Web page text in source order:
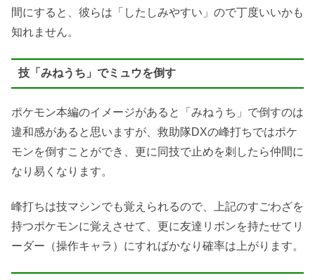
間にすると、彼らは「したしみやすい」ので丁度いいかも
知れません。
技「みねうち」でミュウを倒す
ポケモン本編のイメージがあると「みねうち」で倒すのは
違和感があると思いますが、救助隊DXの峰打ちではポケ
モンを倒すことができ、更に同技で止めを刺したら仲間に
なり易くなります。
峰打ちは技マシンでも覚えられるので、上記のすごわざを
持つポケモンに覚えさせて、更に友達リボンを持たせてリ
ーダー（操作キャラ）にすればかなり確率は上がります。